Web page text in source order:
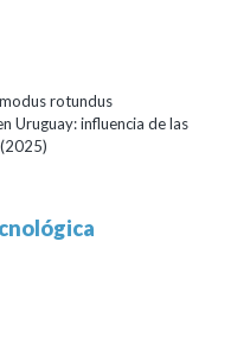
rotundus
Uruguay: influencia de las
(2025)